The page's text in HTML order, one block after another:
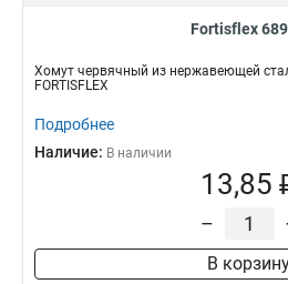
Fortisflex
Хомут червячный из нержавеющей
FORTISFLEX
Подробнее
Наличие: В наличии
13,85
–
В